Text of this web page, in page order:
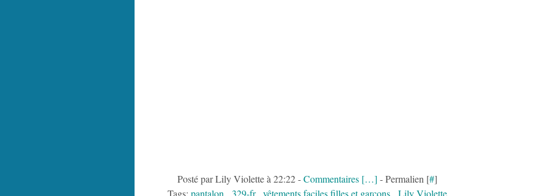
Posté par Lily Violette à 22:22 -Commentaires […] - Permalien [#]
Tags: pantalon, 329-fr, vêtements faciles filles et garçons, Lily Violette